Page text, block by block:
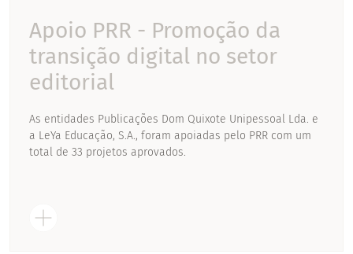
Apoio PRR - Promoção da
transição digital no setor
editorial
As entidades Publicações Dom Quixote Unipessoal Lda. e
a LeYa Educação, S.A., foram apoiadas pelo PRR com um
total de 33 projetos aprovados.